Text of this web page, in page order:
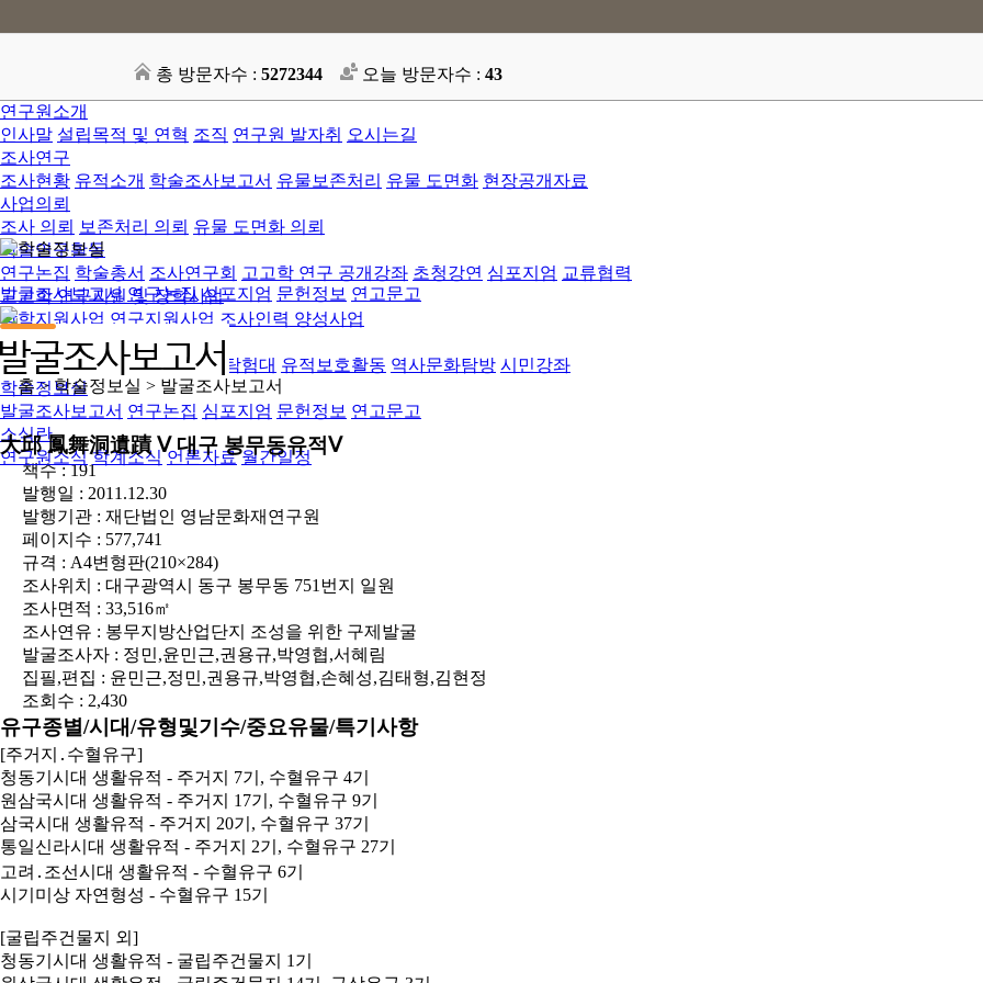
총 방문자수 : 5272344 오늘 방문자수 : 43
연구원소개
인사말 설립목적 및 연혁 조직 연구원 발자취 오시는길
조사연구
조사현황 유적소개 학술조사보고서 유물보존처리 유물 도면화 현장공개자료
사업의뢰
조사 의뢰
보존처리 의뢰 유물 도면화 의뢰
학술연구활동
연구논집 학술총서 조사연구회 고고학 연구 공개강좌 초청강연 심포지엄 교류협력
고고학 연구지원 및 장학사업
장학지원사업 연구지원사업 조사인력 양성사업
문화사업
어린이발굴학교 내 고장 유적탐험대 유적보호활동 역사문화탐방 시민강좌
학술정보실
발굴조사보고서 연구논집 심포지엄 문헌정보 연고문고
소식란
연구원소식 학계소식 언론자료 월간일정
발굴조사보고서 연구논집 심포지엄 문헌정보 연고문고
ㆍ홈 > 학술정보실 > 발굴조사보고서
大邱 鳳舞洞遺蹟 Ⅴ 대구 봉무동유적Ⅴ
책수 : 191
발행일 : 2011.12.30
발행기관 : 재단법인 영남문화재연구원
페이지수 : 577,741
규격 : A4변형판(210×284)
조사위치 : 대구광역시 동구 봉무동 751번지 일원
조사면적 : 33,516㎡
조사연유 : 봉무지방산업단지 조성을 위한 구제발굴
발굴조사자 : 정민,윤민근,권용규,박영협,서혜림
집필,편집 : 윤민근,정민,권용규,박영협,손혜성,김태형,김현정
조회수 : 2,430
유구종별/시대/유형및기수/중요유물/특기사항
[주거지․수혈유구]
청동기시대 생활유적 - 주거지 7기, 수혈유구 4기
원삼국시대 생활유적 - 주거지 17기, 수혈유구 9기
삼국시대 생활유적 - 주거지 20기, 수혈유구 37기
통일신라시대 생활유적 - 주거지 2기, 수혈유구 27기
고려․조선시대 생활유적 - 수혈유구 6기
시기미상 자연형성 - 수혈유구 15기
[굴립주건물지 외]
청동기시대 생활유적 - 굴립주건물지 1기